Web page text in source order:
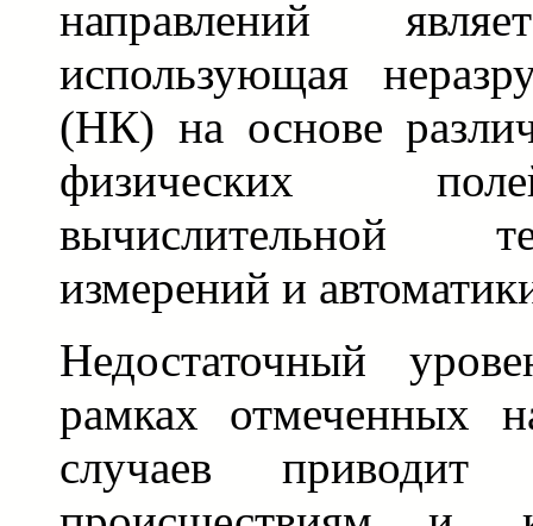
направлений
использующая
(НК) на основе
физических
вычислительной
измерений и
Недостаточный
рамках отмеченных
случаев